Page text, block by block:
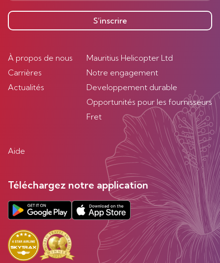
S’inscrire
À propos de nous
Carrières
Actualités
Mauritius Helicopter Ltd
Notre engagement
Developpement durable
Opportunités pour les fournisseurs
Fret
Aide
Téléchargez notre application